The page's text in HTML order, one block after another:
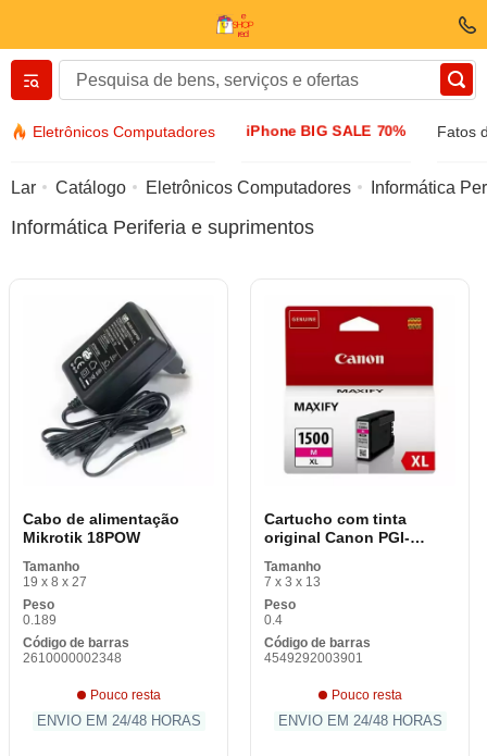
Eletrônicos Computadores iPhone BIG SALE 70% Fatos
Вернуться назад
Acessórios
Bijuteria
Relógio de algemas
Lar Catálogo Eletrônicos Computadores Informática
Informática Periferia e suprimentos
Cabo de alimentação
Mikrotik 18POW
Tamanho
19 x 8 x 27
Peso
0.189
Código de barras
2610000002348
Pouco resta
ENVIO EM 24/48 HORAS
Cartucho com tinta
original Canon PGI-
Tamanho
7 x 3 x 13
Peso
0.4
Código de barras
4549292003901
Pouco resta
ENVIO EM 24/48 HORAS